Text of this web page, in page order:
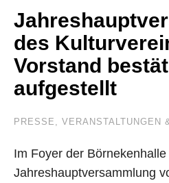
des
Vorstand
aufgestellt
PRESSE , VERANSTALTUNGEN
Im Foyer der
Jahreshauptversammlung